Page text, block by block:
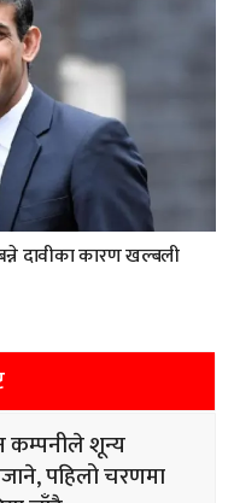
दावीका कारण खल्बली
कम्पनीले शून्य
पहिलो चरणमा